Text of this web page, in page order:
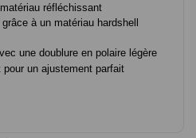
réfléchissant
à un matériau hardshell
une doublure en polaire légère
un ajustement parfait